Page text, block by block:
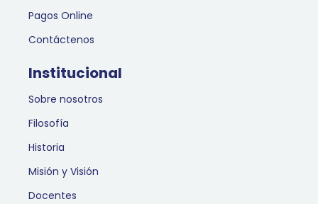
Pagos Online
Contáctenos
Institucional
Sobre nosotros
Filosofía
Historia
Misión y Visión
Docentes